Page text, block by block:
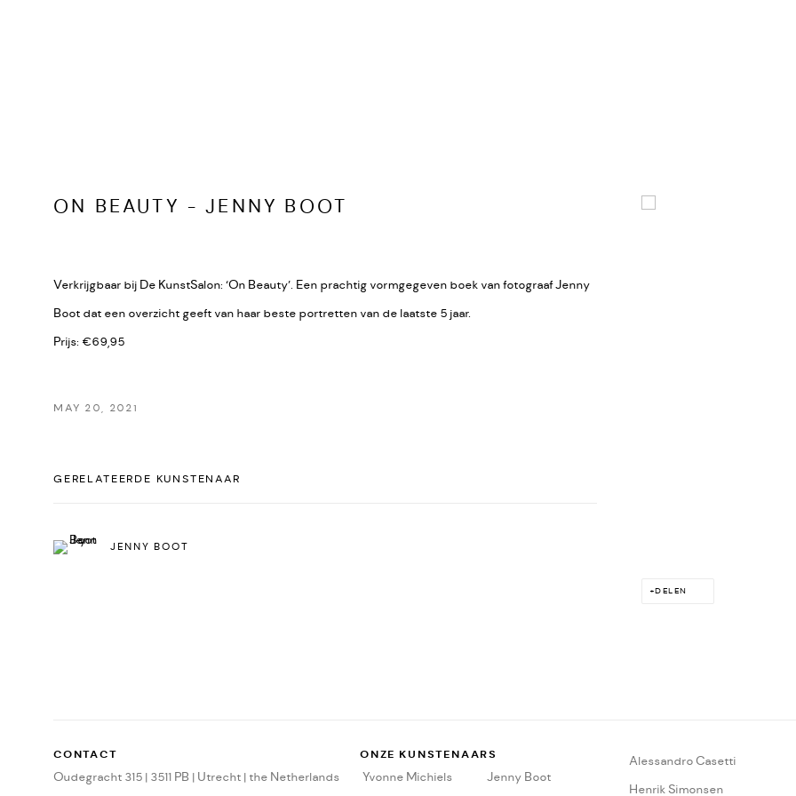
ON BEAUTY - JENNY BOOT Open a larger version of
DELEN
Verkrijgbaar bij De KunstSalon: ‘On Beauty’. Een prachtig vormgegeven boek van fotograaf Jenny
Boot dat een overzicht geeft van haar beste portretten van de laatste 5 jaar.
Prijs: €69,95
MAY 20, 2021
GERELATEERDE KUNSTENAAR
JENNY BOOT
CONTACT
Oudegracht 315 | 3511 PB | Utrecht | the Netherlands
ONZE KUNSTENAARS
Yvonne Michiels Jenny Boot
Alessandro Casetti
Henrik Simonsen